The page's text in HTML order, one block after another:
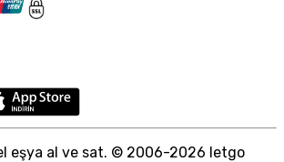
eşya al ve sat. © 2006-2026 letgo